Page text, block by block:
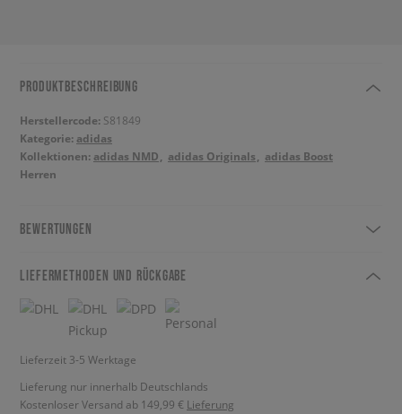
PRODUKTBESCHREIBUNG
Herstellercode: S81849
Kategorie: adidas
Kollektionen: adidas NMD adidas Originals
adidas Boost
Herren
BEWERTUNGEN
LIEFERMETHODEN UND RÜCKGABE
Lieferzeit 3-5 Werktage
Lieferung nur innerhalb Deutschlands
Kostenloser Versand ab 149,99 € Lieferung